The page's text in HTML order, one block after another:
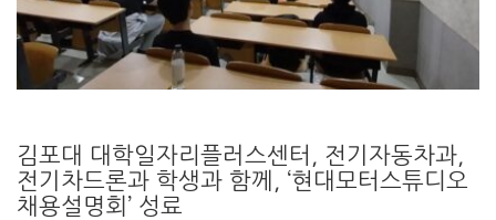
김포대 대학일자리플러스센터, 전기자동차과,
전기차드론과 학생과 함께, ‘현대모터스튜디오
채용설명회’ 성료